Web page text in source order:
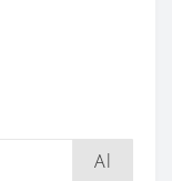
Al